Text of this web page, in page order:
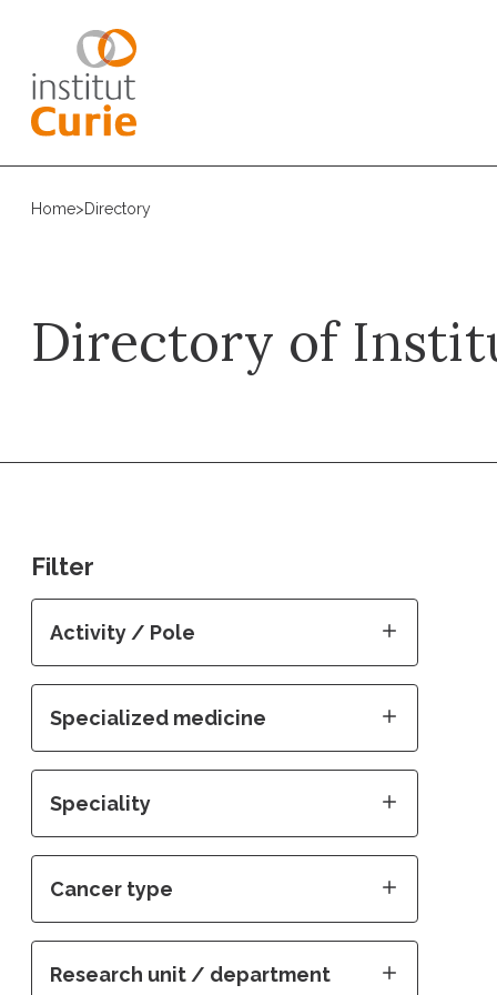
Home>Directory
Directory of
Filter
Activity / Pole
Specialized medicine
Speciality
Cancer type
Research unit / department